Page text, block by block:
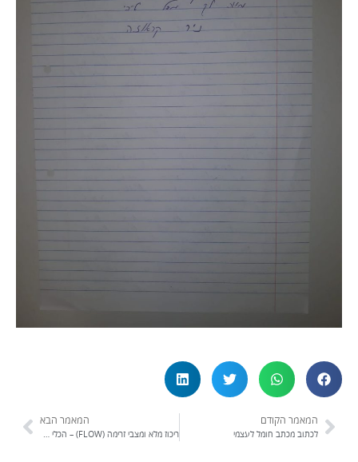
המאמר הקודם
לכתוב מכתב חומל לעצמי
המאמר הבא
ריכוז מלא ומצבי זרימה (FLOW) – הכלי המפתיע לאושר והצלחה